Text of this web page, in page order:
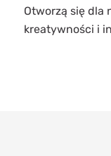
Otworzą się dla
kreatywności i